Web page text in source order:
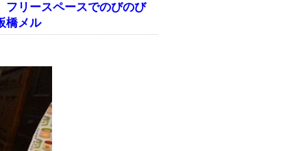
リースペースでのびのび
橋メル